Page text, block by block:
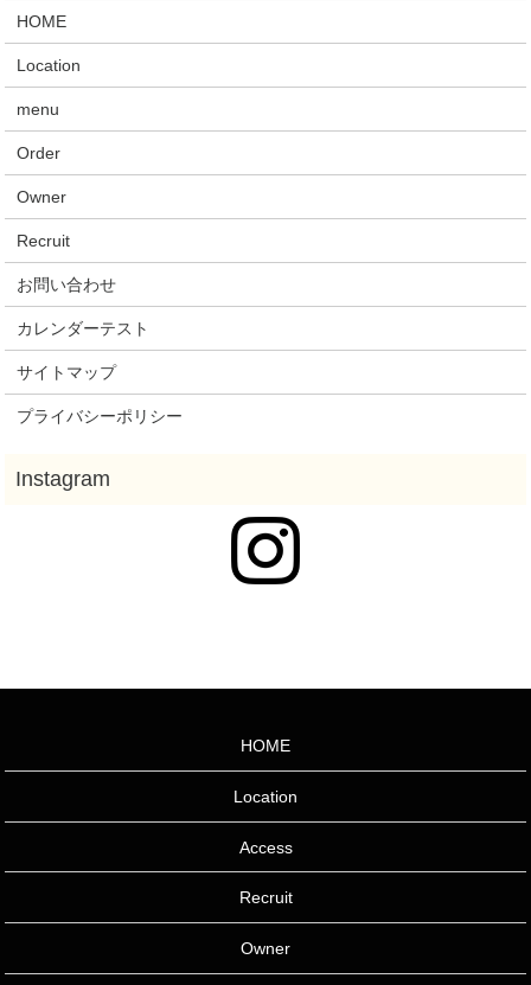
HOME
Location
menu
Order
Owner
Recruit
お問い合わせ
カレンダーテスト
サイトマップ
プライバシーポリシー
HOME
Location
Access
Recruit
Owner